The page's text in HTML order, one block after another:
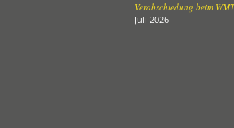
Verabschiedung beim
Juli 2026